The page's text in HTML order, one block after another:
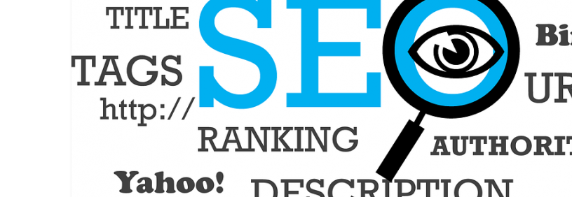
poznaj
te
poradniki.
praktyczne